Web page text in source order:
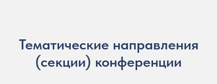
Тематические направления
(секции) конференции